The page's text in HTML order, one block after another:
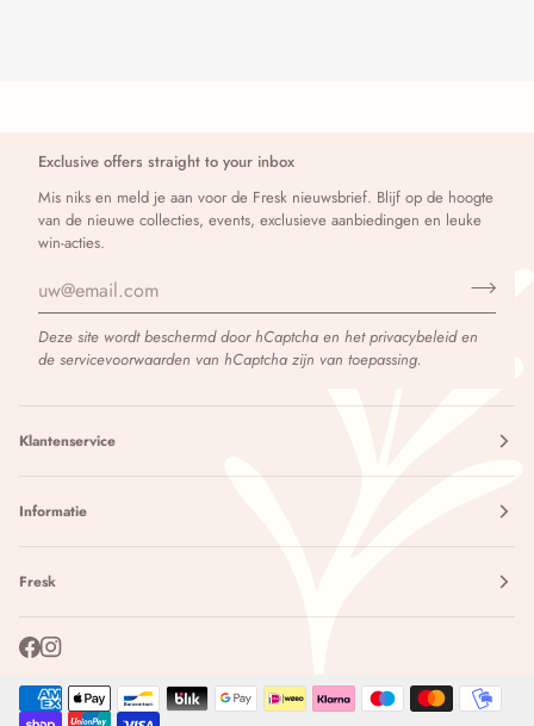
Exclusive offers straight to your inbox
Mis niks en meld je aan voor de Fresk nieuwsbrief. Blijf op de hoogte
van de nieuwe collecties, events, exclusieve aanbiedingen en leuke
win-acties.
Deze site wordt beschermd door hCaptcha en hetprivacybeleiden
de servicevoorwaarden van hCaptcha zijn van toepassing.
Klantenservice
Informatie
Fresk